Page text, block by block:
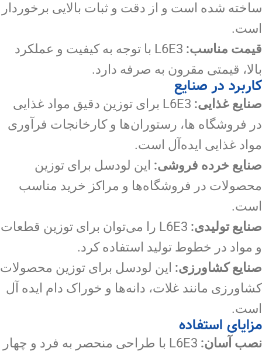
ساخته شده است و از دقت و ثبات بالایی برخوردار
است.
قیمت مناسب:
L6E3 با توجه به کیفیت و عملکرد
بالا، قیمتی مقرون به صرفه دارد.
کاربرد در صنایع
صنایع غذایی:
L6E3 برای توزین دقیق مواد غذایی
در فروشگاه ها، رستوران‌ها و کارخانجات فرآوری
مواد غذایی ایده‌آل است.
صنایع خرده فروشی: این لودسل برای توزین
محصولات در فروشگاه‌ها و مراکز خرید مناسب
است.
صنایع تولیدی:
L6E3 را می‌توان برای توزین قطعات
و مواد در خطوط تولید استفاده کرد.
صنایع کشاورزی: این لودسل برای توزین محصولات
کشاورزی مانند غلات، دانه‌ها و خوراک دام ایده آل
است.
مزایای استفاده
نصب آسان: L6E3 با طراحی منحصر به فرد و چهار